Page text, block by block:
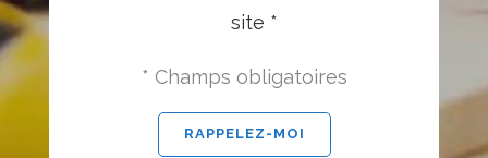
site *
* Champs obligatoires